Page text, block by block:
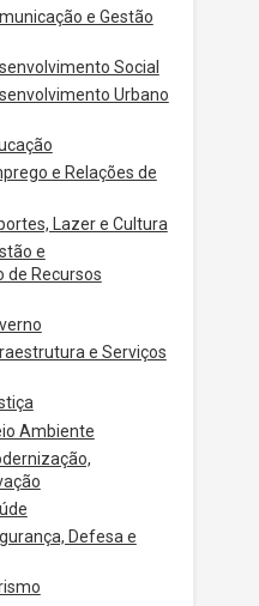
e Gestão
Social
Urbano
e Relações de
Lazer e Cultura
e
de Recursos
e Serviços
Ambiente
Defesa e